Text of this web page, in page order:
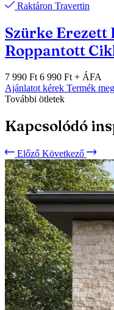
Raktáron Travertin
Szürke Erezett
Roppantott
7 990 Ft 6 990 Ft + ÁFA
Ajánlatot kérek Termék
További ötletek
Kapcsolódó
Előző Következő